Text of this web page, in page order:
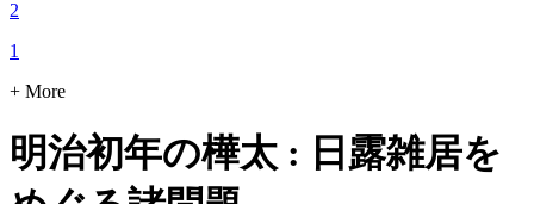
2
1
+ More
明治初年の樺太 : 日露雑居を